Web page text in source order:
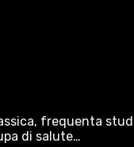
frequenta
di salute…